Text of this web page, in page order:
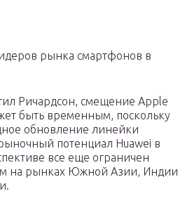
рынка смартфонов в
Ричардсон, смещение Apple
быть временным, поскольку
обновление линейки
потенциал Huawei в
все еще ограничен
на рынках Южной Азии, Индии